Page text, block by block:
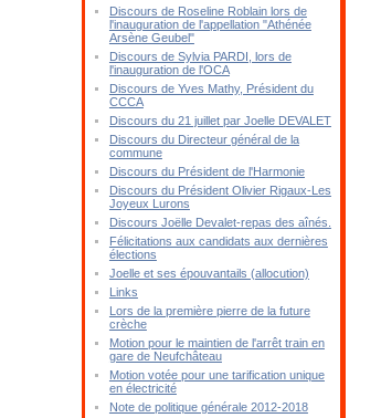
Discours de Roseline Roblain lors de
l'inauguration de l'appellation "Athénée
Arsène Geubel"
Discours de Sylvia PARDI, lors de
l'inauguration de l'OCA
Discours de Yves Mathy, Président du
CCCA
Discours du 21 juillet par Joelle DEVALET
Discours du Directeur général de la
commune
Discours du Président de l'Harmonie
Discours du Président Olivier Rigaux-Les
Joyeux Lurons
Discours Joëlle Devalet-repas des aînés.
Félicitations aux candidats aux dernières
élections
Joelle et ses épouvantails (allocution)
Links
Lors de la première pierre de la future
crèche
Motion pour le maintien de l'arrêt train en
gare de Neufchâteau
Motion votée pour une tarification unique
en électricité
Note de politique générale 2012-2018